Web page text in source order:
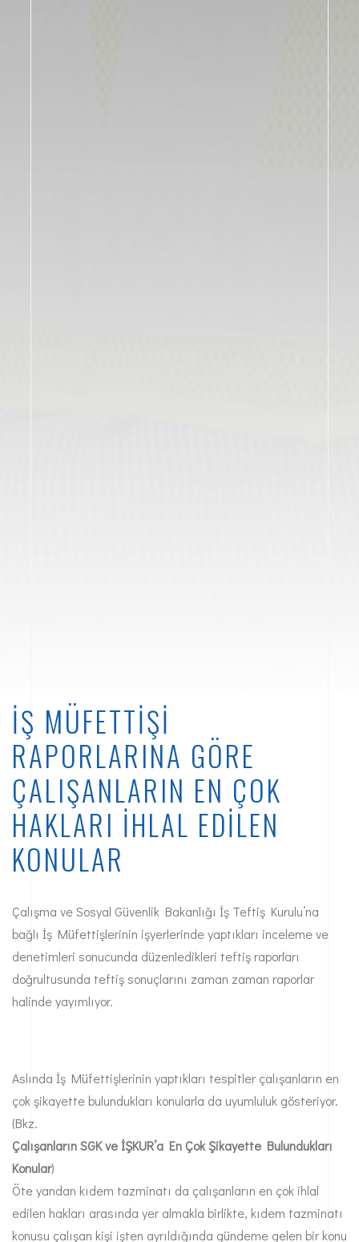
İŞ MÜFETTIŞI
RAPORLARINA GÖRE
ÇALIŞANLARIN EN ÇOK
HAKLARI İHLAL EDILEN
KONULAR
Çalışma ve Sosyal Güvenlik Bakanlığı İş Teftiş Kurulu’na
bağlı İş Müfettişlerinin işyerlerinde yaptıkları inceleme ve
denetimleri sonucunda düzenledikleri teftiş raporları
doğrultusunda teftiş sonuçlarını zaman zaman raporlar
halinde yayımlıyor.
Aslında İş Müfettişlerinin yaptıkları tespitler çalışanların en
çok şikayette bulundukları konularla da uyumluluk gösteriyor.
(Bkz.
Çalışanların SGK ve İŞKUR’a En Çok Şikayette Bulundukları
Konular)
Öte yandan kıdem tazminatı da çalışanların en çok ihlal
edilen hakları arasında yer almakla birlikte, kıdem tazminatı
konusu çalışan kişi işten ayrıldığında gündeme gelen bir konu